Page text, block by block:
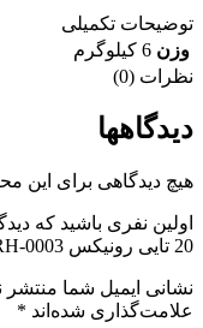
توضیحات تکمیلی
وزن 6 کیلوگرم
نظرات (0)
دیدگاهها
هیچ دیدگاهی برای این
اولین نفری باشید که
20 تایی رونیکس Ronix RH-0003”
نشانی ایمیل شما منتشر
علامت‌گذاری شده‌اند *